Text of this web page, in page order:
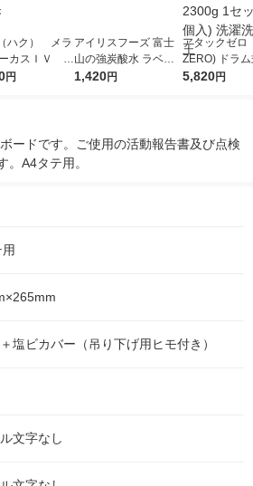
ハク） メラ
カスＩＶ 4
堂 おまけ
円
アイリスフーズ 富士
山の強炭酸水 ラベル
レス 500ml 1箱（24
1,420円
アタックゼロ
ZERO) ドラ
詰め替え メガ
5,820円
ードです。ご使用の活動報告書及び点検
。A4タテ用。
塩ビカバー（吊り下げ用ヒモ付き）
文字なし